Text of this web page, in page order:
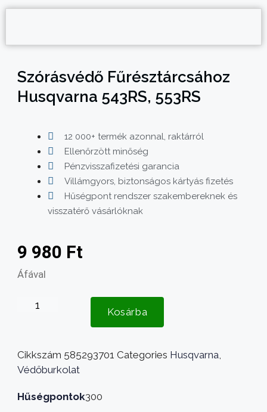
Szórásvédő Fűrésztárcsához
Husqvarna 543RS, 553RS
12 000+ termék azonnal, raktárról
Ellenőrzött minőség
Pénzvisszafizetési garancia
Villámgyors, biztonságos kártyás fizetés
Hűségpont rendszer szakembereknek és
visszatérő vásárlóknak
9 980 Ft
Áfával
Szórásvédő
543RS,
553RS
Kosárba
Cikkszám 585293701 Categories Husqvarna,
Védőburkolat
Hűségpontok300